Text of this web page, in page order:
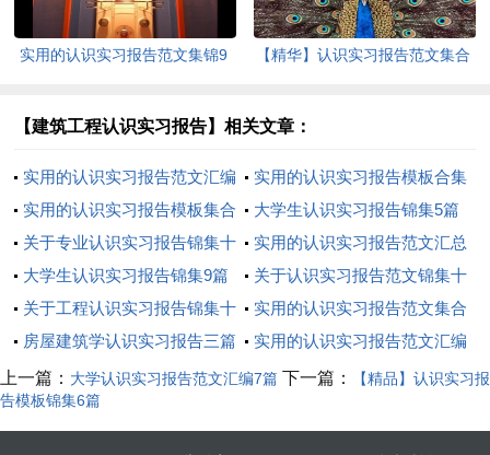
实用的认识实习报告范文集锦9
【精华】认识实习报告范文集合
【建筑工程认识实习报告】相关文章：
实用的认识实习报告范文汇编
六篇
实用的认识实习报告模板合集
十篇
实用的认识实习报告模板集合
七篇
大学生认识实习报告锦集5篇
关于专业认识实习报告锦集十
篇
实用的认识实习报告范文汇总
九篇
大学生认识实习报告锦集9篇
关于认识实习报告范文锦集十
篇
关于工程认识实习报告锦集十
篇
实用的认识实习报告范文集合
7篇
房屋建筑学认识实习报告三篇
实用的认识实习报告范文汇编
6篇
上一篇： 大学认识实习报告范文汇编7篇 下一篇：
【精品】认识实习报
告模板锦集6篇